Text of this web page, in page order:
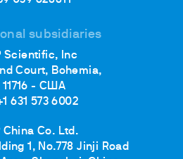
subsidiaries
Scientific, Inc
Court, Bohemia,
11716 - США
631 573 6002
China Co. Ltd.
1, No.778 Jinji Road